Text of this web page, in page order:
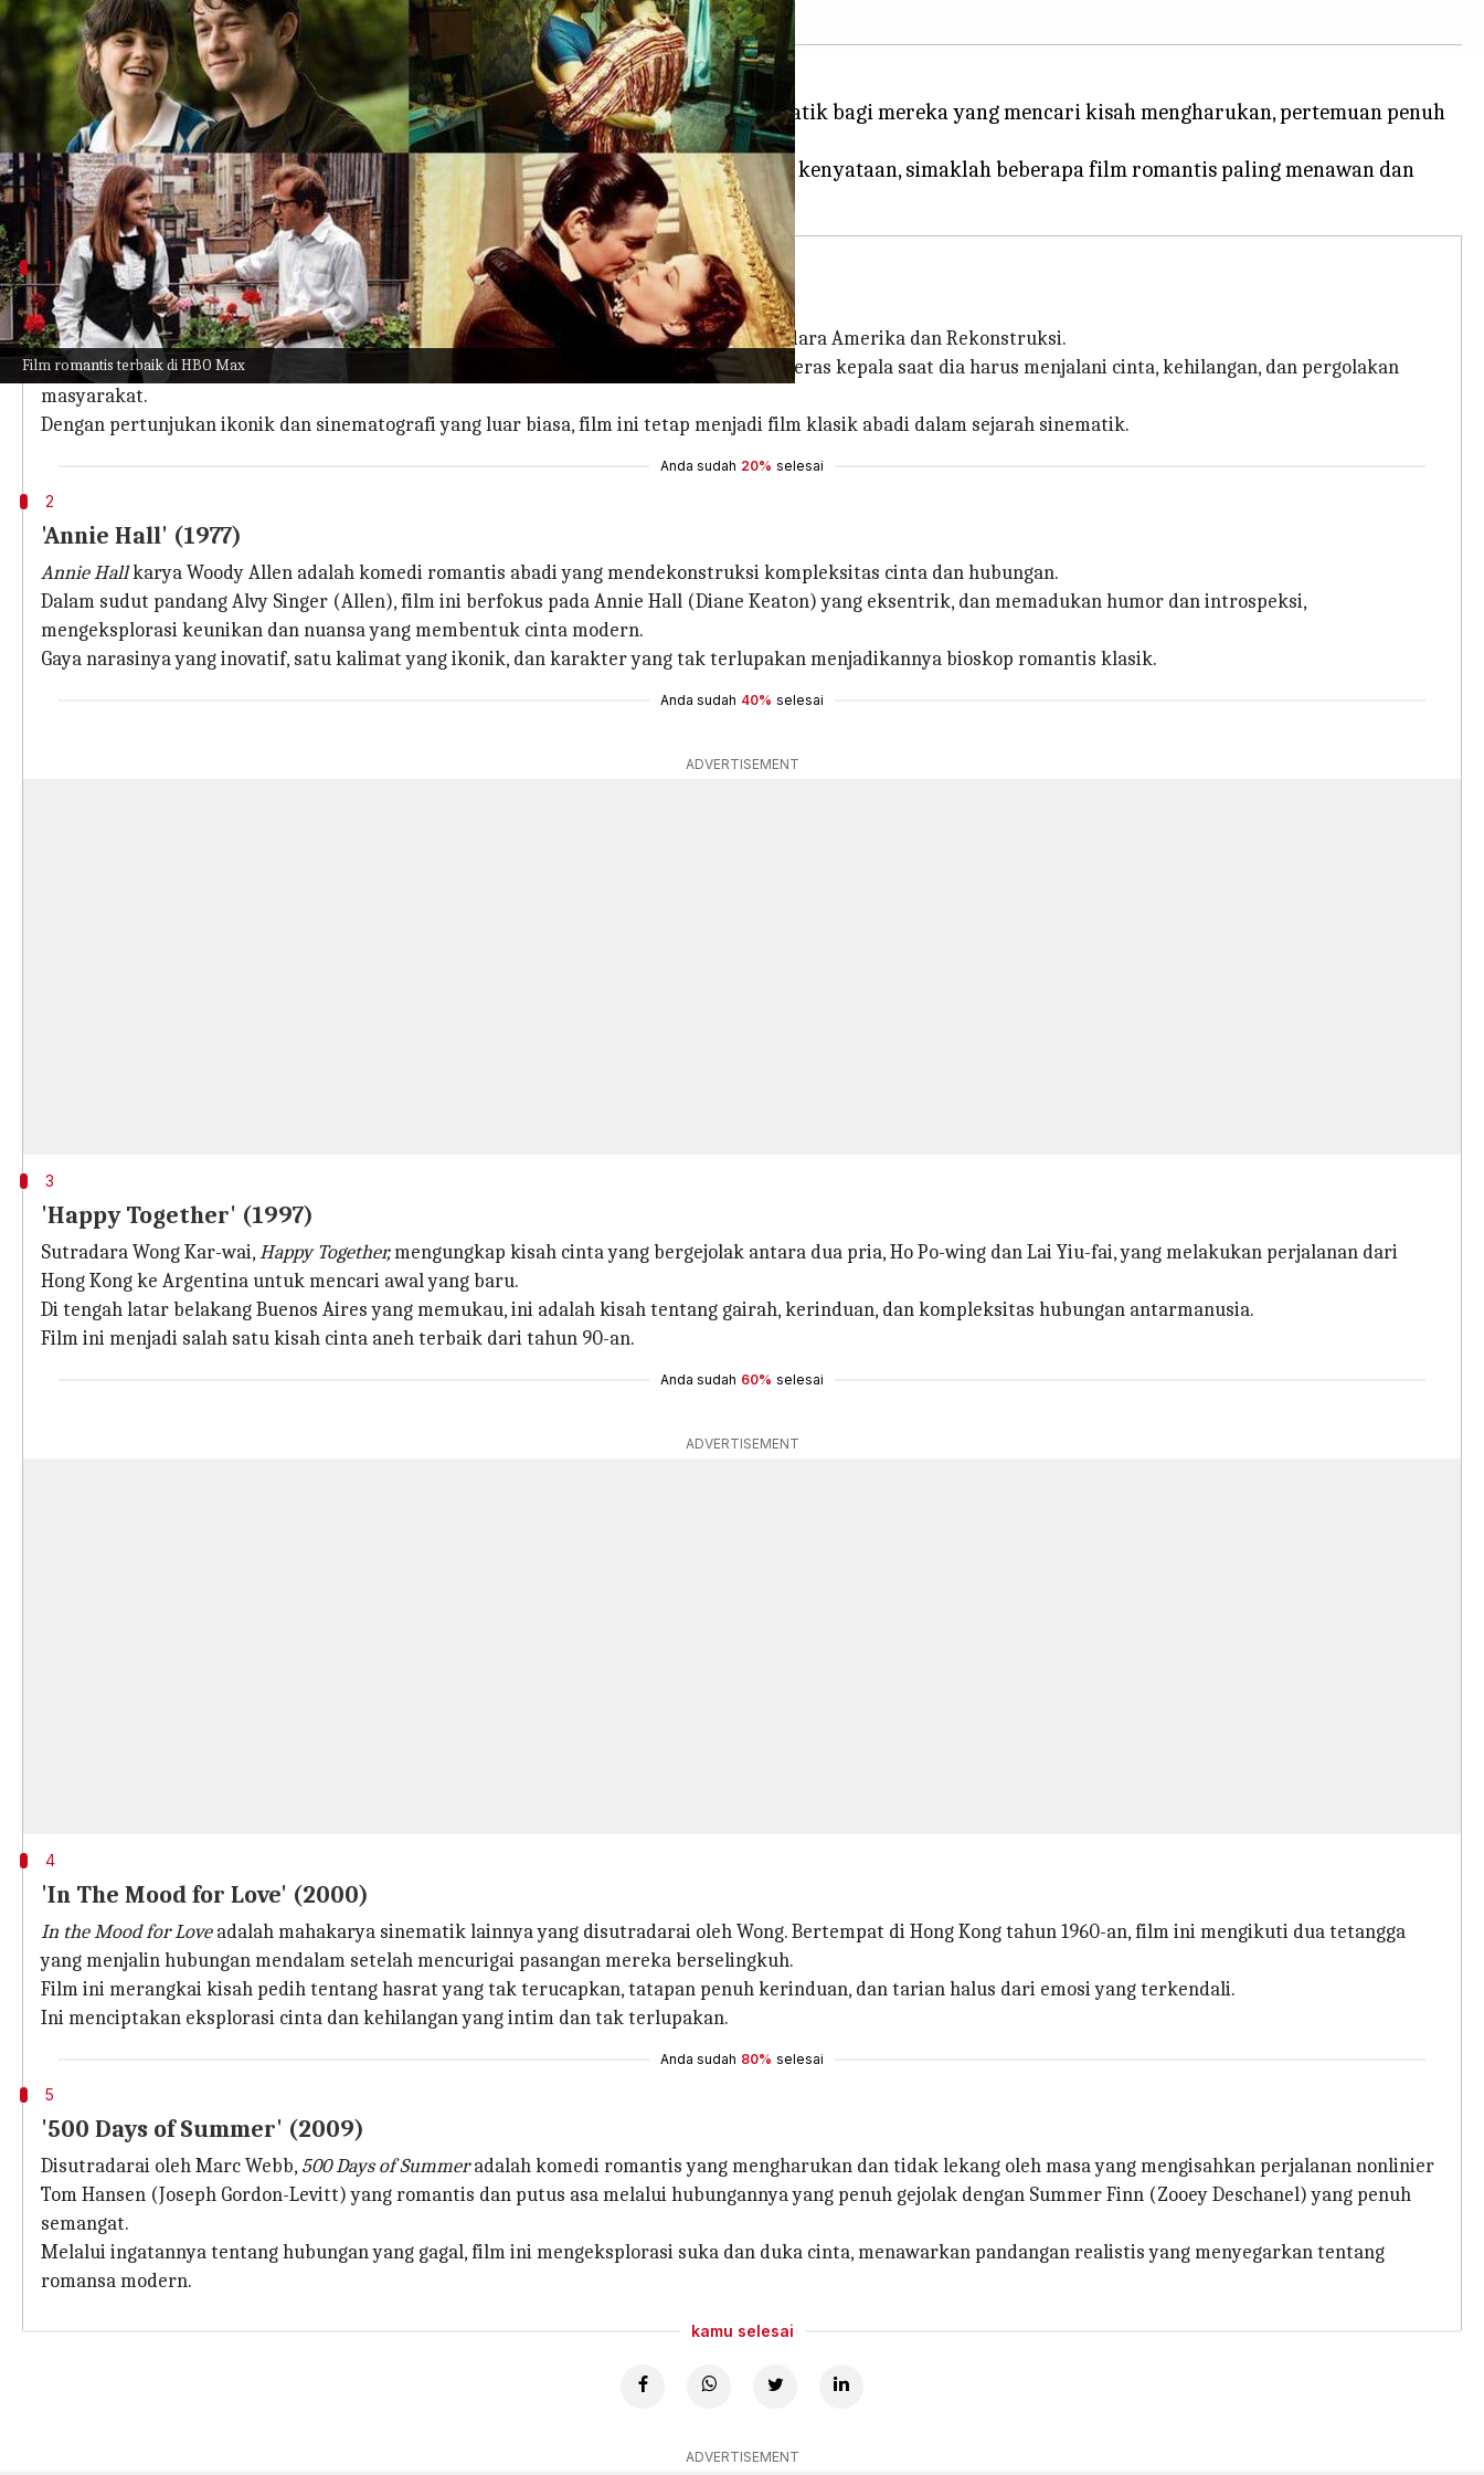
Film romantis terbaik di HBO Max
menulis Handoko Nov 22, 2023 11:37 am
Apa ceritanya
Sebagai salah satu platform streaming teratas, HBO Max menawarkan surga sinematik bagi mereka yang mencari kisah mengharukan, pertemuan penuh
gairah, dan kisah cinta yang tak terlupakan.
Baik Anda seorang romantis yang putus asa atau sekadar ingin melarikan diri dari kenyataan, simaklah beberapa film romantis paling menawan dan
1
'Gone With the Wind' (1939)
Disutradarai oleh Victor Fleming,Gone With the Windberlatar belakang era Perang Saudara Amerika dan Rekonstruksi.
Diadaptasi dari novel Margaret Mitchell, film ini mengikuti kisah Scarlett O'Hara yang keras kepala saat dia harus menjalani cinta, kehilangan, dan pergolakan
masyarakat.
Dengan pertunjukan ikonik dan sinematografi yang luar biasa, film ini tetap menjadi film klasik abadi dalam sejarah sinematik.
Anda sudah 20% selesai
2
'Annie Hall' (1977)
Annie Hallkarya Woody Allen adalah komedi romantis abadi yang mendekonstruksi kompleksitas cinta dan hubungan.
Dalam sudut pandang Alvy Singer (Allen), film ini berfokus pada Annie Hall (Diane Keaton) yang eksentrik, dan memadukan humor dan introspeksi,
mengeksplorasi keunikan dan nuansa yang membentuk cinta modern.
Gaya narasinya yang inovatif, satu kalimat yang ikonik, dan karakter yang tak terlupakan menjadikannya bioskop romantis klasik.
Anda sudah 40% selesai
ADVERTISEMENT
3
'Happy Together' (1997)
Sutradara Wong Kar-wai,Happy Together,mengungkap kisah cinta yang bergejolak antara dua pria, Ho Po-wing dan Lai Yiu-fai, yang melakukan perjalanan dari
Hong Kong ke Argentina untuk mencari awal yang baru.
Di tengah latar belakang Buenos Aires yang memukau, ini adalah kisah tentang gairah, kerinduan, dan kompleksitas hubungan antarmanusia.
Film ini menjadi salah satu kisah cinta aneh terbaik dari tahun 90-an.
Anda sudah 60% selesai
ADVERTISEMENT
4
'In The Mood for Love' (2000)
In the Mood for Loveadalah mahakarya sinematik lainnya yang disutradarai oleh Wong. Bertempat di Hong Kong tahun 1960-an, film ini mengikuti dua tetangga
yang menjalin hubungan mendalam setelah mencurigai pasangan mereka berselingkuh.
Film ini merangkai kisah pedih tentang hasrat yang tak terucapkan, tatapan penuh kerinduan, dan tarian halus dari emosi yang terkendali.
Ini menciptakan eksplorasi cinta dan kehilangan yang intim dan tak terlupakan.
Anda sudah 80% selesai
5
'500 Days of Summer' (2009)
Disutradarai oleh Marc Webb, 500 Days of Summeradalah komedi romantis yang mengharukan dan tidak lekang oleh masa yang mengisahkan perjalanan nonlinier
Tom Hansen (Joseph Gordon-Levitt) yang romantis dan putus asa melalui hubungannya yang penuh gejolak dengan Summer Finn (Zooey Deschanel) yang penuh
semangat.
Melalui ingatannya tentang hubungan yang gagal, film ini mengeksplorasi suka dan duka cinta, menawarkan pandangan realistis yang menyegarkan tentang
romansa modern.
kamu selesai
ADVERTISEMENT